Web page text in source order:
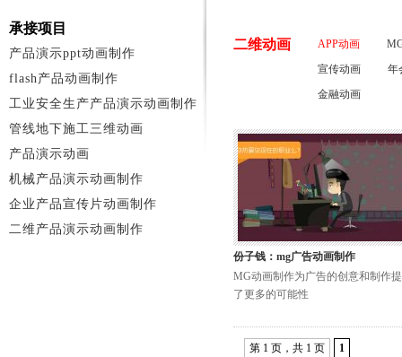
二维动画 APP动画
宣传动画
年
金融动画
份子钱：mg广告动画制作
MG动画制作为广告的创意和制作
了更多的可能性
第 1 页，共 1 页 1
承接项目
产品演示ppt动画制作
flash产品动画制作
工业安全生产产品演示动画制作
管线地下施工三维动画
产品演示动画
机械产品演示动画制作
企业产品宣传片动画制作
二维产品演示动画制作